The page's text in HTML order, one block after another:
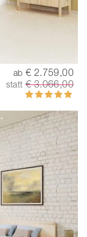
ab € 2.759,00
statt € 3.066,00
Bewertung:
100%